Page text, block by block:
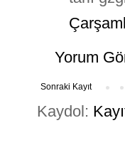
Yorum
Sonraki Kayıt
Kaydol: